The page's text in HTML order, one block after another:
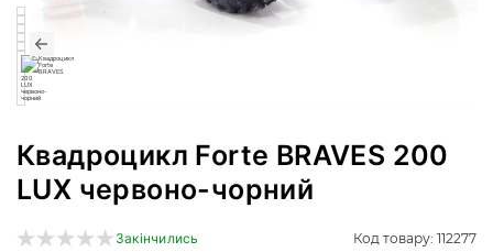
Квадроцикл Forte BRAVES 200
LUX червоно-чорний
Закінчились Код товару: 112277